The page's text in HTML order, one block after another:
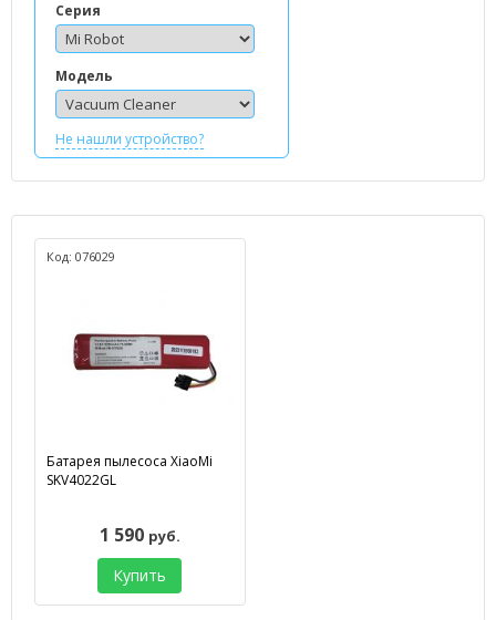
Серия
Модель
Не нашли устройство?
Код: 076029
Батарея пылесоса XiaoMi
SKV4022GL
1 590 руб.
Купить